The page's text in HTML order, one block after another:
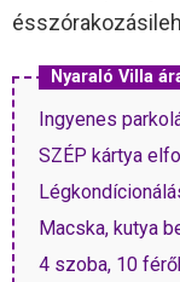
Nyaraló Villa
Ingyenes
SZÉP kártya
Macska, kutya
4 szoba, 10